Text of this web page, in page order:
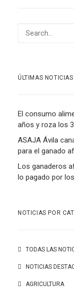
ÚLTIMAS NOTICIAS
El consumo
años y roza los
ASAJA Ávila
para el ganado
Los ganaderos
lo pagado por
NOTICIAS POR
TODAS LAS
NOTICIAS
AGRICULTURA